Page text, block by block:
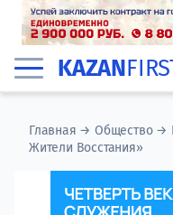
KAZAN
Главная →Общество→
Жители Восстания»